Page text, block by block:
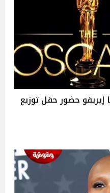
حضور حفل توزيع